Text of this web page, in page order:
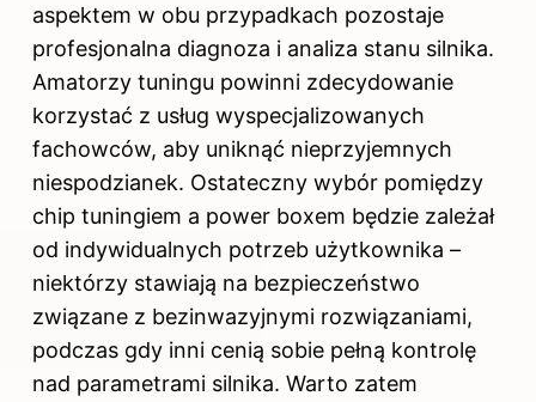
aspektem w obu przypadkach pozostaje
profesjonalna diagnoza i analiza stanu silnika.
Amatorzy tuningu powinni zdecydowanie
korzystać z usług wyspecjalizowanych
fachowców, aby uniknąć nieprzyjemnych
niespodzianek. Ostateczny wybór pomiędzy
chip tuningiem a power boxem będzie zależał
od indywidualnych potrzeb użytkownika –
niektórzy stawiają na bezpieczeństwo
związane z bezinwazyjnymi rozwiązaniami,
podczas gdy inni cenią sobie pełną kontrolę
nad parametrami silnika. Warto zatem